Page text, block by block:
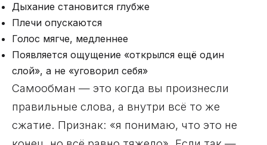
Дыхание становится глубже
Плечи опускаются
Голос мягче, медленнее
Появляется ощущение «открылся ещё один
слой», а не «уговорил себя»
Самообман — это когда вы произнесли
правильные слова, а внутри всё то же
сжатие. Признак: «я понимаю, что это не